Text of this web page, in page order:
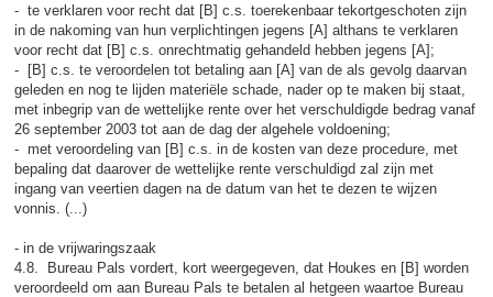
- te verklaren voor recht dat [B] c.s. toerekenbaar tekortgeschoten zijn
in de nakoming van hun verplichtingen jegens [A] althans te verklaren
voor recht dat [B] c.s. onrechtmatig gehandeld hebben jegens [A];
- [B] c.s. te veroordelen tot betaling aan [A] van de als gevolg daarvan
geleden en nog te lijden materiële schade, nader op te maken bij staat,
met inbegrip van de wettelijke rente over het verschuldigde bedrag vanaf
26 september 2003 tot aan de dag der algehele voldoening;
- met veroordeling van [B] c.s. in de kosten van deze procedure, met
bepaling dat daarover de wettelijke rente verschuldigd zal zijn met
ingang van veertien dagen na de datum van het te dezen te wijzen
vonnis. (...)
- in de vrijwaringszaak
4.8. Bureau Pals vordert, kort weergegeven, dat Houkes en [B] worden
veroordeeld om aan Bureau Pals te betalen al hetgeen waartoe Bureau